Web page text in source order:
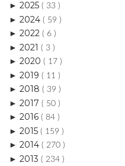
► 2025 ( 33 )
► 2024 ( 59 )
► 2022 ( 6 )
► 2021 ( 3 )
► 2020 ( 17 )
► 2019 ( 11 )
► 2018 ( 39 )
► 2017 ( 50 )
► 2016 ( 84 )
► 2015 ( 159 )
► 2014 ( 270 )
► 2013 ( 234 )